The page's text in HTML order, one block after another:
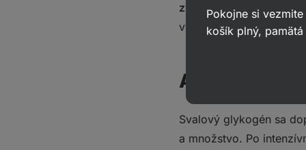
zvýšiť pocit únavy
,
vytrvalostných
Ako doplniť
Svalový glykogén sa
a množstvo. Po
Pokojne si
košík plný,